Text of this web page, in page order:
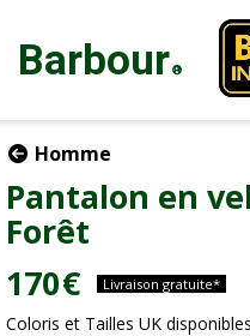
Barbour®
Homme
Pantalon en
Forêt
170€ Livraison gratuite*
Coloris et Tailles UK